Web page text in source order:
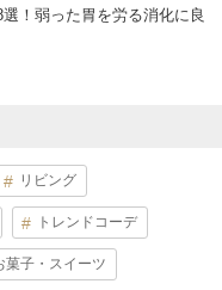
！弱った胃を労る消化に良
リビング
トレンドコーデ
菓子・スイーツ